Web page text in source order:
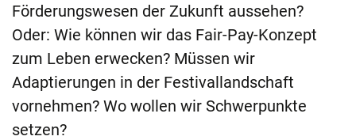
Förderungswesen der Zukunft aussehen?
Oder: Wie können wir das Fair-Pay-Konzept
zum Leben erwecken? Müssen wir
Adaptierungen in der Festivallandschaft
vornehmen? Wo wollen wir Schwerpunkte
setzen?